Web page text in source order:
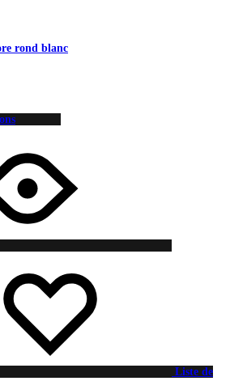
rond blanc
Liste de